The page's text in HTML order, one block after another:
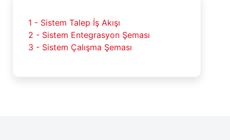
1 - Sistem Talep İş Akışı
2 - Sistem Entegrasyon Şeması
3 - Sistem Çalışma Şeması